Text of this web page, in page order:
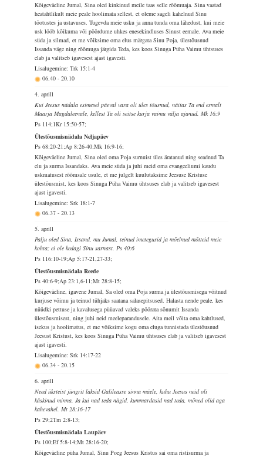
Kõigeväeline Jumal, Sina oled kinkinud meile taas selle rõõmuaja. Sina vaatad
heatahtlikult meie peale hoolimata sellest, et oleme sageli kahelnud Sinu
tõotustes ja ustavuses. Tugevda meie usku ja anna tunda oma lähedust, kui meie
usk lööb kõikuma või pöördume uhkes enesekindluses Sinust eemale. Ava meie
süda ja silmad, et me võiksime oma elus märgata Sinu Poja, ülestõusnud
Issanda väge ning rõõmuga järgida Teda, kes koos Sinuga Püha Vaimu ühtsuses
elab ja valitseb igavesest ajast igavesti.
Lisalugemine: Trk 15:1-4
06.40-20.10
4. aprill
Kui Jeesus nädala esimesel päeval vara oli üles tõusnud, näitas Ta end esmalt
Maarja Magdaleenale, kellest Ta oli seitse kurja vaimu välja ajanud. Mk 16:9
Ps 114;1Kr 15:50-57;
Ülestõusmisnädala Neljapäev
Ps 68:20-21;Ap 8:26-40;Mk 16:9-16;
Kõigeväeline Jumal, Sina oled oma Poja surnuist üles äratanud ning seadnud Ta
elu ja surma Issandaks. Ava meie süda ja juhi meid oma evangeeliumi kaudu
uskmatusest rõõmsale usule, et me julgelt kuulutaksime Jeesuse Kristuse
ülestõusmist, kes koos Sinuga Püha Vaimu ühtsuses elab ja valitseb igavesest
ajast igavesti.
Lisalugemine: Srk 18:1-7
06.37-20.13
5. aprill
Palju oled Sina, Issand, mu Jumal, teinud imetegusid ja mõelnud mõtteid meie
kohta; ei ole kedagi Sinu sarnast. Ps 40:6
Ps 116:10-19;Ap 5:17-21,27-33;
Ülestõusmisnädala Reede
Ps 40:6-9;Ap 23:1,6-11;Mt 28:8-15;
Kõigeväeline, igavene Jumal, Sa oled oma Poja surma ja ülestõusmisega võitnud
kurjuse võimu ja teinud tühjaks saatana salasepitsused. Halasta nende peale, kes
nüüdki pettuse ja kavalusega püüavad valeks pöörata sõnumit Issanda
ülestõusmisest, ning juhi neid meeleparandusele. Aita meil võita oma kahtlused,
isekus ja hoolimatus, et me võiksime kogu oma eluga tunnistada ülestõusnud
Jeesust Kristust, kes koos Sinuga Püha Vaimu ühtsuses elab ja valitseb igavesest
ajast igavesti.
Lisalugemine: Srk 14:17-22
06.34-20.15
6. aprill
Need üksteist jüngrit läksid Galileasse sinna mäele, kuhu Jeesus neid oli
käskinud minna. Ja kui nad teda nägid, kummardasid nad teda, mõned olid aga
kahevahel. Mt 28:16-17
Ps 29;2Tm 2:8-13;
Ülestõusmisnädala Laupäev
Ps 100;Ef 5:8-14;Mt 28:16-20;
Kõigeväeline püha Jumal, Sinu Poeg Jeesus Kristus sai oma ristisurma ja